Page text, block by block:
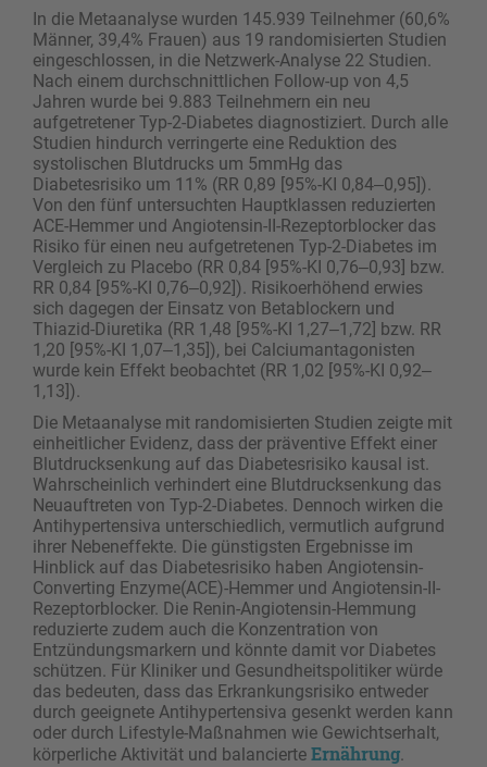
In die Metaanalyse wurden 145.939 Teilnehmer (60,6%
Männer, 39,4% Frauen) aus 19 randomisierten Studien
eingeschlossen, in die Netzwerk-Analyse 22 Studien.
Nach einem durchschnittlichen Follow-up von 4,5
Jahren wurde bei 9.883 Teilnehmern ein neu
aufgetretener Typ-2-Diabetes diagnostiziert. Durch alle
Studien hindurch verringerte eine Reduktion des
systolischen Blutdrucks um 5mmHg das
Diabetesrisiko um 11% (RR 0,89 [95%-KI 0,84‒0,95]).
Von den fünf untersuchten Hauptklassen reduzierten
ACE-Hemmer und Angiotensin-II-Rezeptorblocker das
Risiko für einen neu aufgetretenen Typ-2-Diabetes im
Vergleich zu Placebo (RR 0,84 [95%-KI 0,76‒0,93] bzw.
RR 0,84 [95%-KI 0,76‒0,92]). Risikoerhöhend erwies
sich dagegen der Einsatz von Betablockern und
Thiazid-Diuretika (RR 1,48 [95%-KI 1,27‒1,72] bzw. RR
1,20 [95%-KI 1,07‒1,35]), bei Calciumantagonisten
wurde kein Effekt beobachtet (RR 1,02 [95%-KI 0,92‒
1,13]).
Die Metaanalyse mit randomisierten Studien zeigte mit
einheitlicher Evidenz, dass der präventive Effekt einer
Blutdrucksenkung auf das Diabetesrisiko kausal ist.
Wahrscheinlich verhindert eine Blutdrucksenkung das
Neuauftreten von Typ-2-Diabetes. Dennoch wirken die
Antihypertensiva unterschiedlich, vermutlich aufgrund
ihrer Nebeneffekte. Die günstigsten Ergebnisse im
Hinblick auf das Diabetesrisiko haben Angiotensin-
Converting Enzyme(ACE)-Hemmer und Angiotensin-II-
Rezeptorblocker. Die Renin-Angiotensin-Hemmung
reduzierte zudem auch die Konzentration von
Entzündungsmarkern und könnte damit vor Diabetes
schützen. Für Kliniker und Gesundheitspolitiker würde
das bedeuten, dass das Erkrankungsrisiko entweder
durch geeignete Antihypertensiva gesenkt werden kann
oder durch Lifestyle-Maßnahmen wie Gewichtserhalt,
körperliche Aktivität und balancierte Ernährung.